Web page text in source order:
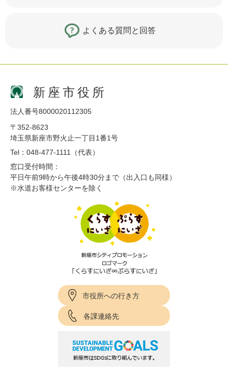
よくある質問と回答
新座市役所
法人番号8000020112305
〒352-8623
埼玉県新座市野火止一丁目1番1号
Tel：048-477-1111（代表）
窓口受付時間：
平日午前9時から午後4時30分まで（出入口も同様）
※水道お客様センターを除く
市役所への行き方
各課連絡先